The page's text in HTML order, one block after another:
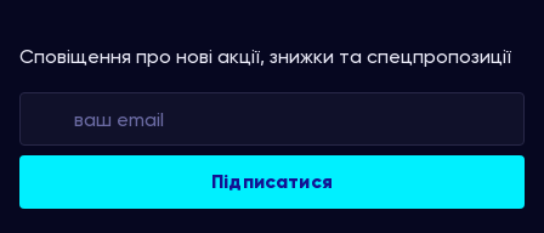
Сповіщення про нові акції, знижки та спецпропозиції